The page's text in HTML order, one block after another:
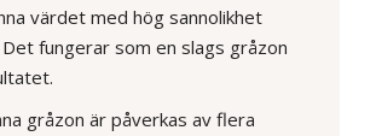
värdet med hög sannolikhet
fungerar som en slags gråzon
gråzon är påverkas av flera